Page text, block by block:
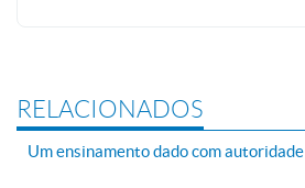
RELACIONADOS
Um ensinamento dado com autoridade